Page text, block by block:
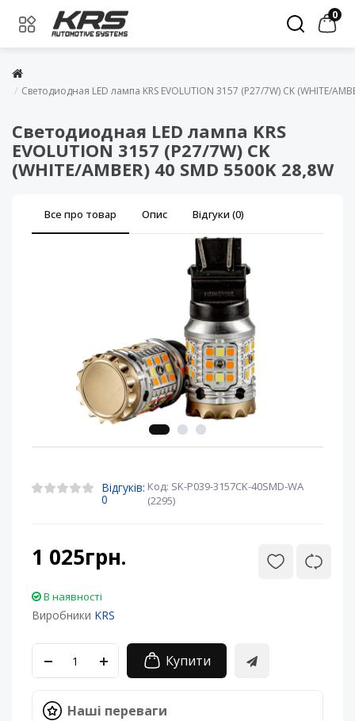
0
Светодиодная LED лампа KRS EVOLUTION 3157 (P27/7W) CK (WHITE/
Светодиодная LED лампа KRS
EVOLUTION 3157 (P27/7W) CK
(WHITE/AMBER) 40 SMD 5500K 28,8W
Все про товар Опис Відгуки (0)
Відгуків:
0
Код: SK-P039-3157CK-40SMD-WA
(2295)
1 025грн.
В наявності
Виробники KRS
Купити
Наші переваги